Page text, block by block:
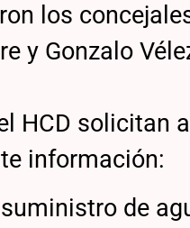
los
y Gonzalo
HCD solicitan
información:
de